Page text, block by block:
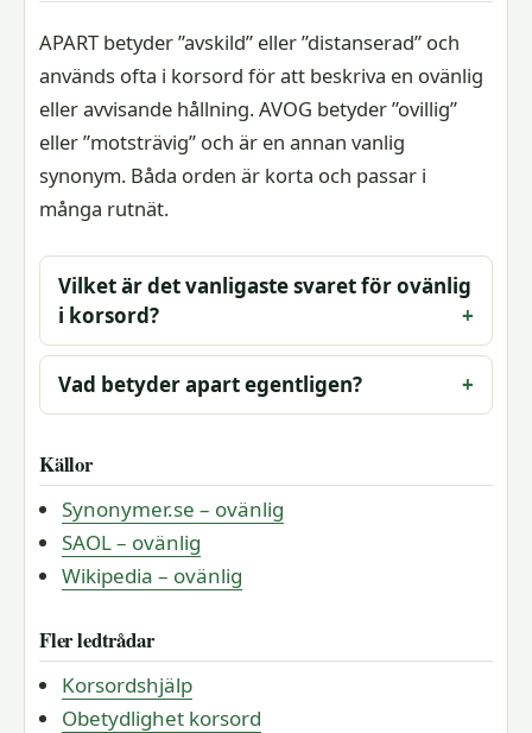
APART betyder ”avskild” eller ”distanserad” och
används ofta i korsord för att beskriva en ovänlig
eller avvisande hållning. AVOG betyder ”ovillig”
eller ”motsträvig” och är en annan vanlig
synonym. Båda orden är korta och passar i
många rutnät.
Vilket är det vanligaste svaret för ovänlig
i korsord?
Vad betyder apart egentligen?
Källor
Synonymer.se – ovänlig
SAOL – ovänlig
Wikipedia – ovänlig
Fler ledtrådar
Korsordshjälp
Obetydlighet korsord